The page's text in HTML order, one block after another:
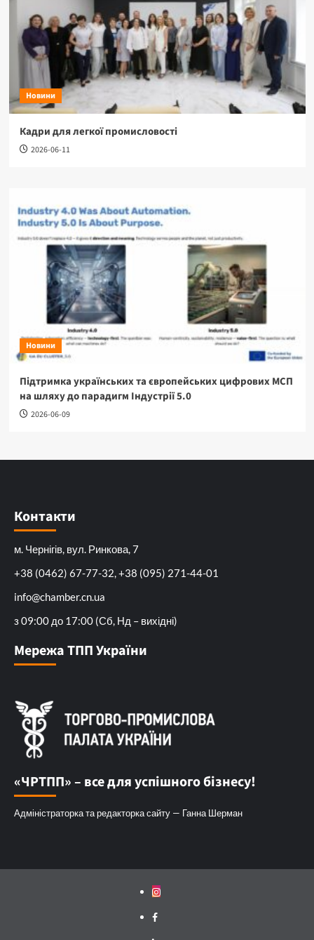
Новини
Кадри для легкої промисловості
2026-06-11
Новини
Підтримка українських та європейських цифрових МСП
на шляху до парадигм Індустрії 5.0
2026-06-09
Контакти
м. Чернігів, вул. Ринкова, 7
+38 (0462) 67-77-32, +38 (095) 271-44-01
info@chamber.cn.ua
з 09:00 до 17:00 (Сб, Нд – вихідні)
Мережа ТПП України
«ЧРТПП» – все для успішного бізнесу!
Адміністраторка та редакторка сайту — Ганна Шерман
Instagram
Facebook